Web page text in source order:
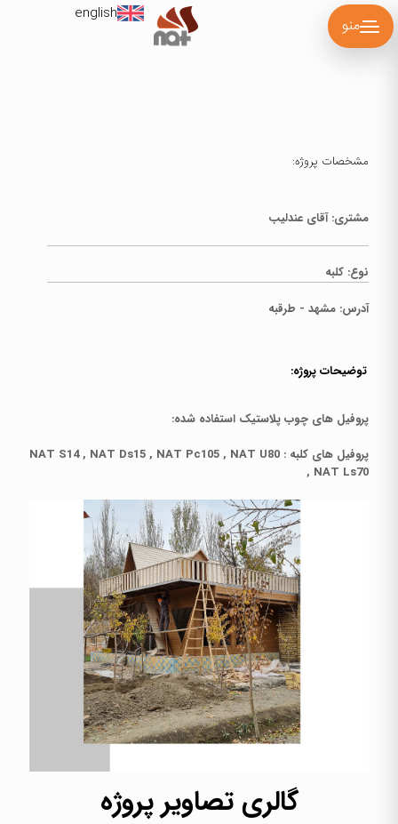
منو
english
مشخصات پروژه:
مشتری: آقای عندلیب
نوع: کلبه
آدرس: مشهد - طرقبه
توضیحات پروژه:
پروفیل های چوب پلاستیک استفاده شده:
پروفیل های کلبه : NAT S14 , NAT Ds15 , NAT Pc105 , NAT U80
, NAT Ls70
گالری تصاویر پروژه